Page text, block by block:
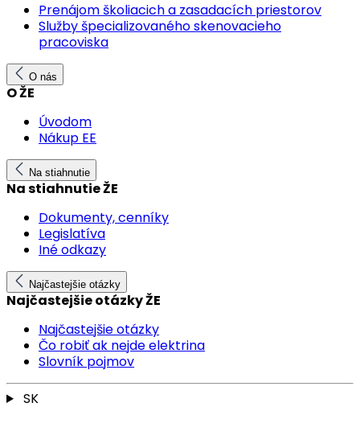
Prenájom školiacich a zasadacích priestorov
Služby špecializovaného skenovacieho
pracoviska
O nás
O ŽE
Úvodom
Nákup EE
Na stiahnutie
Na stiahnutie ŽE
Dokumenty, cenníky
Legislatíva
Iné odkazy
Najčastejšie otázky
Najčastejšie otázky ŽE
Najčastejšie otázky
Čo robiť ak nejde elektrina
Slovník pojmov
SK